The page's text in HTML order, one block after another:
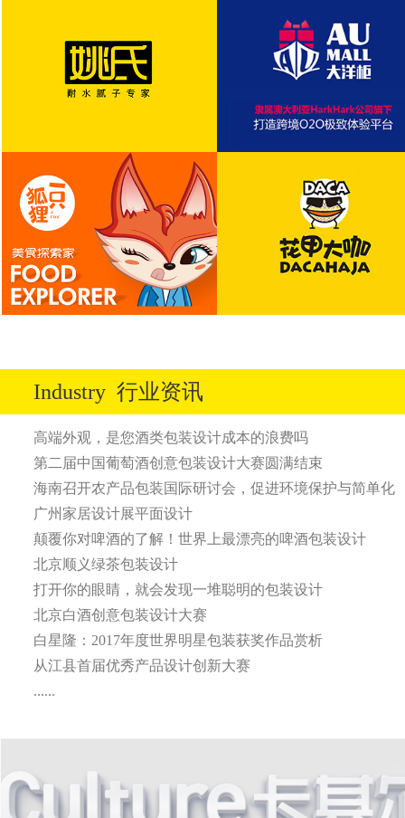
Industry 行业资讯
高端外观，是您酒类包装设计成本的浪费吗
第二届中国葡萄酒创意包装设计大赛圆满结束
海南召开农产品包装国际研讨会，促进环境保护与简单化
广州家居设计展平面设计
颠覆你对啤酒的了解！世界上最漂亮的啤酒包装设计
北京顺义绿茶包装设计
打开你的眼睛，就会发现一堆聪明的包装设计
北京白酒创意包装设计大赛
白星隆：2017年度世界明星包装获奖作品赏析
从江县首届优秀产品设计创新大赛
......